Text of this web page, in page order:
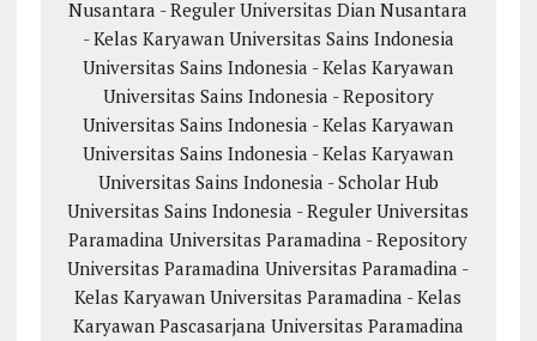
Nusantara - Reguler Universitas Dian Nusantara
- Kelas Karyawan Universitas Sains Indonesia
Universitas Sains Indonesia - Kelas Karyawan
Universitas Sains Indonesia - Repository
Universitas Sains Indonesia - Kelas Karyawan
Universitas Sains Indonesia - Kelas Karyawan
Universitas Sains Indonesia - Scholar Hub
Universitas Sains Indonesia - Reguler Universitas
Paramadina Universitas Paramadina - Repository
Universitas Paramadina Universitas Paramadina -
Kelas Karyawan Universitas Paramadina - Kelas
Karyawan Pascasarjana Universitas Paramadina